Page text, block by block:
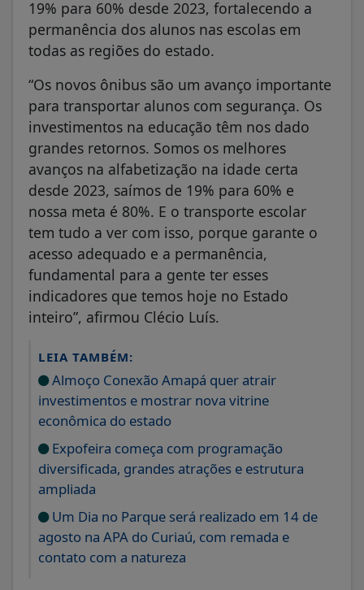
19% para 60% desde 2023, fortalecendo a
permanência dos alunos nas escolas em
todas as regiões do estado.
“Os novos ônibus são um avanço importante
para transportar alunos com segurança. Os
investimentos na educação têm nos dado
grandes retornos. Somos os melhores
avanços na alfabetização na idade certa
desde 2023, saímos de 19% para 60% e
nossa meta é 80%. E o transporte escolar
tem tudo a ver com isso, porque garante o
acesso adequado e a permanência,
fundamental para a gente ter esses
indicadores que temos hoje no Estado
inteiro”, afirmou Clécio Luís.
LEIA TAMBÉM:
Almoço Conexão Amapá quer atrair
investimentos e mostrar nova vitrine
econômica do estado
Expofeira começa com programação
diversificada, grandes atrações e estrutura
ampliada
Um Dia no Parque será realizado em 14 de
agosto na APA do Curiaú, com remada e
contato com a natureza